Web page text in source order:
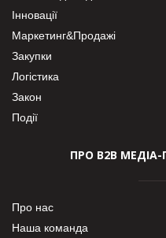
Інновації
Маркетинг&Продажі
Закупки
Логістика
Закон
Події
ПРО В2В МЕДІА-
Про нас
Наша команда